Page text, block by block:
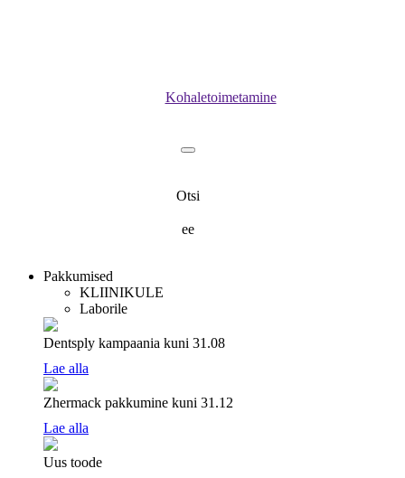
Kohaletoimetamine
Otsi
ee
Pakkumised
KLIINIKULE
Laborile
Dentsply kampaania kuni 31.08
Lae alla
Zhermack pakkumine kuni 31.12
Lae alla
Uus toode